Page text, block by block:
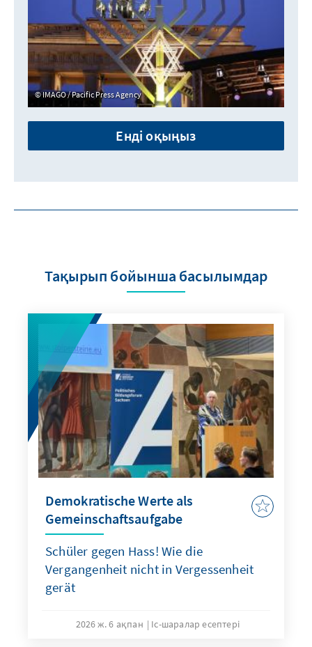
IMAGO / Pacific Press Agency
Енді оқыңыз
Тақырып бойынша басылымдар
Demokratische Werte als
Gemeinschaftsaufgabe
Schüler gegen Hass! Wie die
Vergangenheit nicht in Vergessenheit
gerät
2026 ж. 6 ақпан Іс-шаралар есептері